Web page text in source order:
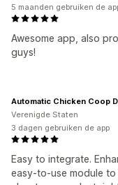
Awesome app, also
guys!
5 maanden gebruiken de
Easy to integrate.
easy-to-use module
Automatic Chicken Coop
Verenigde Staten
3 dagen gebruiken de app